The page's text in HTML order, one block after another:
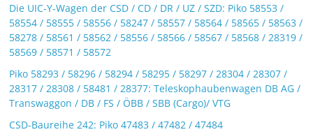
Die UIC-Y-Wagen der CSD / CD / DR / UZ / SZD: Piko 58553 /
58554 / 58555 / 58556 / 58247 / 58557 / 58564 / 58565 / 58563 /
58278 / 58561 / 58562 / 58556 / 58566 / 58567 / 58568 / 28319 /
58569 / 58571 / 58572
Piko 58293 / 58296 / 58294 / 58295 / 58297 / 28304 / 28307 /
28317 / 28308 / 58481 / 28377: Teleskophaubenwagen DB AG /
Transwaggon / DB / FS / ÖBB / SBB (Cargo)/ VTG
CSD-Baureihe 242: Piko 47483 / 47482 / 47484